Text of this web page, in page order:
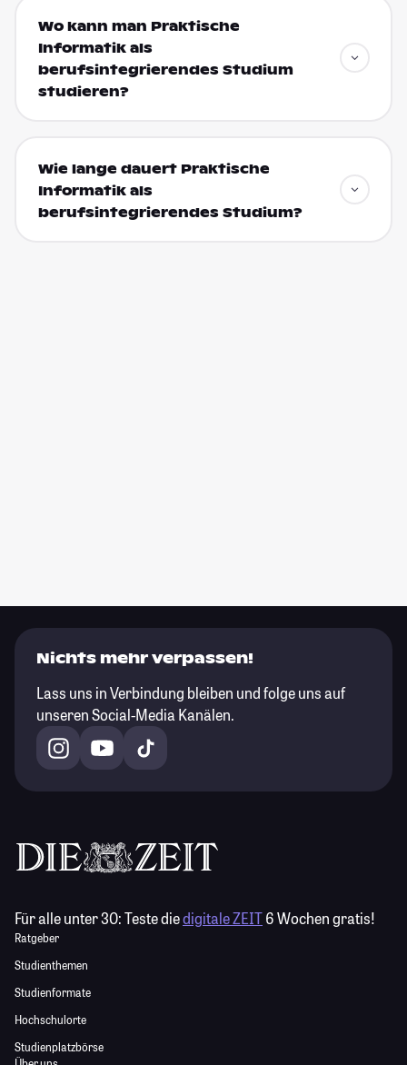
Wo kann man Praktische
Informatik als
berufsintegrierendes Studium
studieren?
Wie lange dauert Praktische
Informatik als
berufsintegrierendes Studium?
Nichts mehr verpassen!
Lass uns in Verbindung bleiben und folge uns auf
unseren Social-Media Kanälen.
Für alle unter 30:Teste diedigitale ZEIT6 Wochen gratis!
Ratgeber
Studienthemen
Studienformate
Hochschulorte
Studienplatzbörse